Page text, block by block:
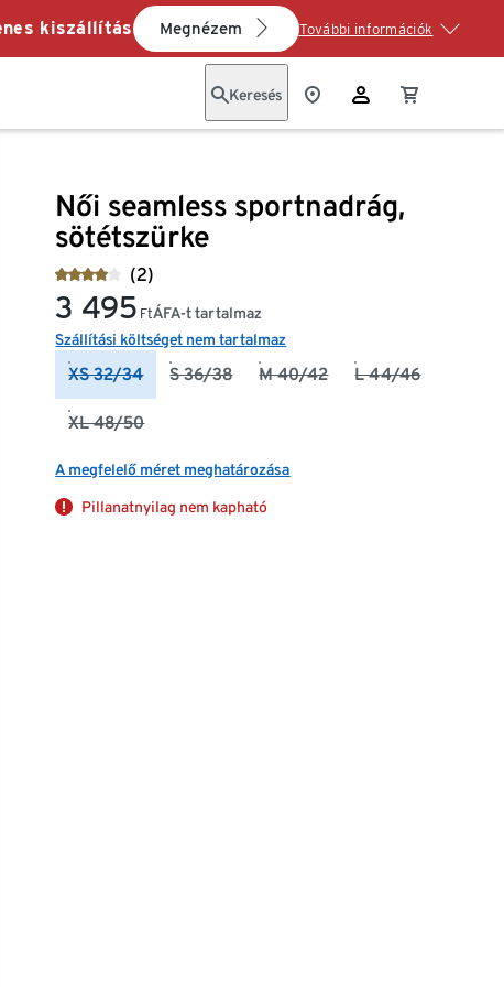
kiszállítás Megnézem További információk
Keresés
Női seamless sportnadrág,
sötétszürke
(2)
3 495 FtÁFA-t tartalmaz
Szállítási költséget nem tartalmaz
XS 32/34 S 36/38 M 40/42 L 44/46
XL 48/50
A megfelelő méret meghatározása
Pillanatnyilag nem kapható